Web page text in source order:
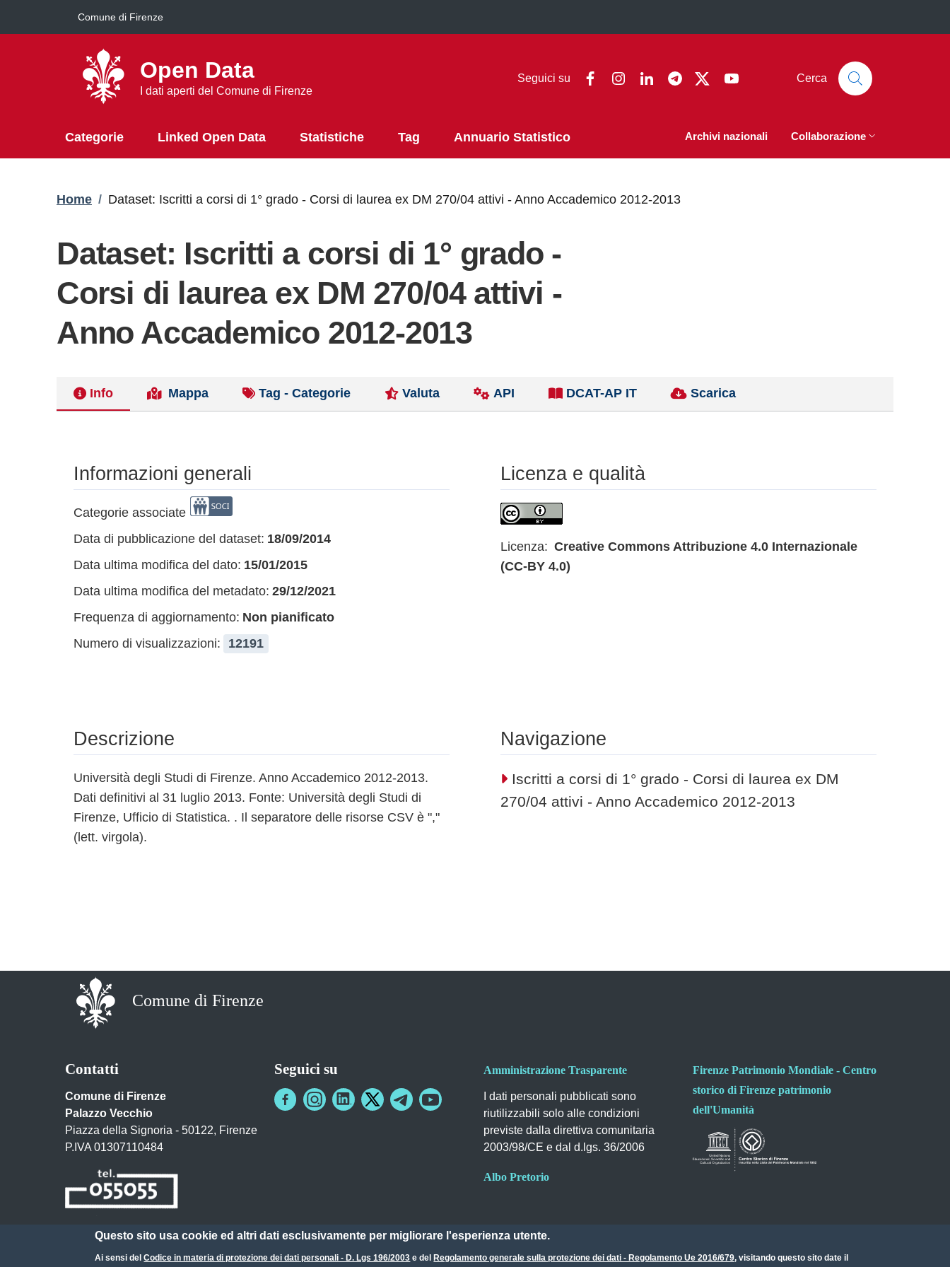
Comune di Firenze
Open Data
I dati aperti del Comune di Firenze
Seguici su FacebookInstagramLinkedinTelegram
Twitter Cerca
Categorie Linked Open Data Statistiche Tag Annuario Statistico Archivi nazionali Collaborazione
Briciole di pane
Home / Dataset: Iscritti a corsi di 1° grado - Corsi di laurea ex DM 270/04 attivi - Anno Accademico 2012-2013
Dataset: Iscritti a corsi di 1° grado -
Corsi di laurea ex DM 270/04 attivi -
Anno Accademico 2012-2013
Info Mappa Tag - Categorie Valuta API DCAT-AP IT Scarica
Informazioni generali
Categorie associate
Data di pubblicazione del dataset: 18/09/2014
Data ultima modifica del dato: 15/01/2015
Data ultima modifica del metadato: 29/12/2021
Frequenza di aggiornamento: Non pianificato
Numero di visualizzazioni:
12191
Licenza e qualità
Licenza: Creative Commons Attribuzione 4.0 Internazionale
(CC-BY 4.0)
Descrizione
Università degli Studi di Firenze. Anno Accademico 2012-2013.
Dati definitivi al 31 luglio 2013. Fonte: Università degli Studi di
Firenze, Ufficio di Statistica. . Il separatore delle risorse CSV è ","
(lett. virgola).
Navigazione
Iscritti a corsi di 1° grado - Corsi di laurea ex DM
270/04 attivi - Anno Accademico 2012-2013
Comune di Firenze
Contatti
Comune di Firenze
Palazzo Vecchio
Piazza della Signoria - 50122, Firenze
P.IVA 01307110484
Posta Elettronica Certificata
Seguici su Amministrazione Trasparente
I dati personali pubblicati sono
riutilizzabili solo alle condizioni
previste dalla direttiva comunitaria
2003/98/CE e dal d.lgs. 36/2006
Albo Pretorio
Firenze Patrimonio Mondiale - Centro
storico di Firenze patrimonio
dell'Umanità
Questo sito usa cookie ed altri dati esclusivamente per migliorare l'esperienza utente.
Ai sensi delCodice in materia di protezione dei dati personali - D. Lgs 196/2003 e del Regolamento generale sulla protezione dei dati - Regolamento Ue 2016/679, visitando questo sito date il